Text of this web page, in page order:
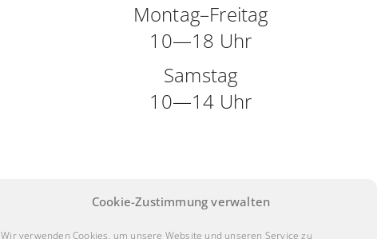
Cookie-Zustimmung verwalten
Wir verwenden Cookies, um unsere Website und unseren Service zu
Montag–Freitag
10—18 Uhr
Samstag
10—14 Uhr